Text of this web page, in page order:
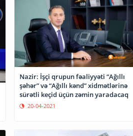
Nazir: İşçi qrupun fəaliyyəti “Ağıllı
şəhər” və “Ağıllı kənd” xidmətlərinə
sürətli keçid üçün zəmin yaradacaq
20-04-2021